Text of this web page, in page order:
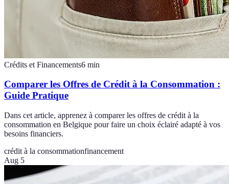
Crédits et Financements6 min
Comparer les Offres de Crédit à la Consommation :
Guide Pratique
Dans cet article, apprenez à comparer les offres de crédit à la
consommation en Belgique pour faire un choix éclairé adapté à vos
besoins financiers.
crédit à la consommationfinancement
Aug 5